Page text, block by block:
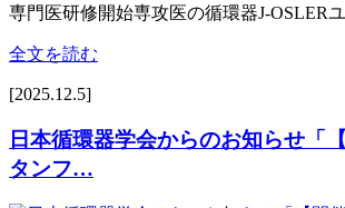
専⾨医研修開始専攻医の循環器J-OSLER
全文を読む
[2025.12.5]
日本循環器学会からのお知らせ「
タンフ…